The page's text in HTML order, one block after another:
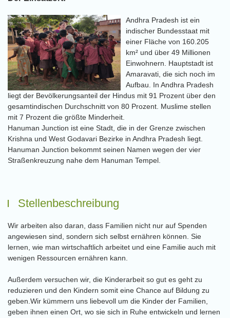
Andhra Pradesh ist ein
indischer Bundesstaat mit
einer Fläche von 160.205
km² und über 49 Millionen
Einwohnern. Hauptstadt ist
Amaravati, die sich noch im
Aufbau. In Andhra Pradesh
liegt der Bevölkerungsanteil der Hindus mit 91 Prozent über den
gesamtindischen Durchschnitt von 80 Prozent. Muslime stellen
mit 7 Prozent die größte Minderheit.
Hanuman Junction ist eine Stadt, die in der Grenze zwischen
Krishna und West Godavari Bezirke in Andhra Pradesh liegt.
Hanuman Junction bekommt seinen Namen wegen der vier
Straßenkreuzung nahe dem Hanuman Tempel.
Stellenbeschreibung
Wir arbeiten also daran, dass Familien nicht nur auf Spenden
angewiesen sind, sondern sich selbst ernähren können. Sie
lernen, wie man wirtschaftlich arbeitet und eine Familie auch mit
wenigen Ressourcen ernähren kann.
Außerdem versuchen wir, die Kinderarbeit so gut es geht zu
reduzieren und den Kindern somit eine Chance auf Bildung zu
geben.Wir kümmern uns liebevoll um die Kinder der Familien,
geben ihnen einen Ort, wo sie sich in Ruhe entwickeln und lernen